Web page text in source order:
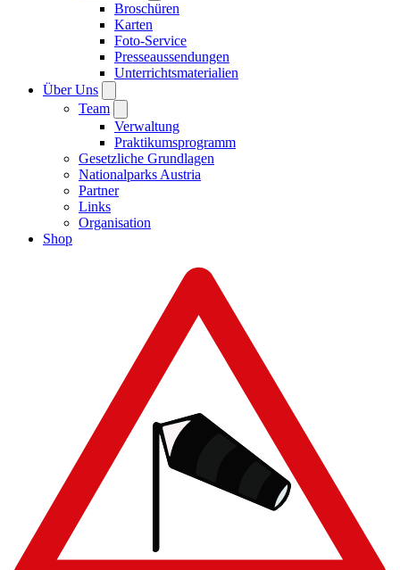
Broschüren
Karten
Foto-Service
Presseaussendungen
Unterrichtsmaterialien
Über Uns
Team
Verwaltung
Praktikumsprogramm
Gesetzliche Grundlagen
Nationalparks Austria
Partner
Links
Organisation
Shop